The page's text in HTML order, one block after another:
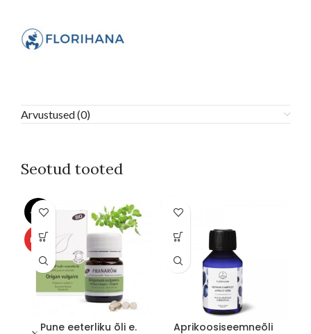
Arvustused (0)
Seotud tooted
-12%
HOT
Pune eeterliku õli e.
Aprikoosiseemneõli
Sellel
tootel
on
teha